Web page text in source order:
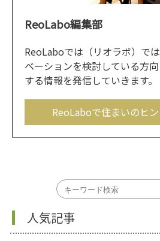
ReoLabo編集部
ReoLaboでは（リオラボ）で
ベーションを検討している方
する情報を発信していきます。
ReoLaboで住まいのヒ
人気記事